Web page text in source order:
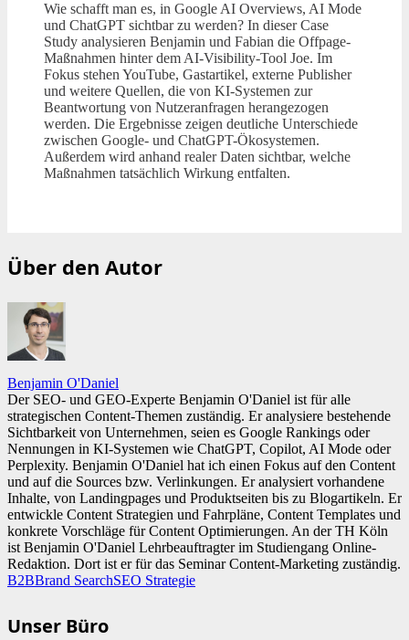
Wie schafft man es, in Google AI Overviews, AI Mode
und ChatGPT sichtbar zu werden? In dieser Case
Study analysieren Benjamin und Fabian die Offpage-
Maßnahmen hinter dem AI-Visibility-Tool Joe. Im
Fokus stehen YouTube, Gastartikel, externe Publisher
und weitere Quellen, die von KI-Systemen zur
Beantwortung von Nutzeranfragen herangezogen
werden. Die Ergebnisse zeigen deutliche Unterschiede
zwischen Google- und ChatGPT-Ökosystemen.
Außerdem wird anhand realer Daten sichtbar, welche
Maßnahmen tatsächlich Wirkung entfalten.
Über den Autor
Benjamin O'Daniel
Der SEO- und GEO-Experte Benjamin O'Daniel ist für alle
strategischen Content-Themen zuständig. Er analysiere bestehende
Sichtbarkeit von Unternehmen, seien es Google Rankings oder
Nennungen in KI-Systemen wie ChatGPT, Copilot, AI Mode oder
Perplexity. Benjamin O'Daniel hat ich einen Fokus auf den Content
und auf die Sources bzw. Verlinkungen. Er analysiert vorhandene
Inhalte, von Landingpages und Produktseiten bis zu Blogartikeln. Er
entwickle Content Strategien und Fahrpläne, Content Templates und
konkrete Vorschläge für Content Optimierungen. An der TH Köln
ist Benjamin O'Daniel Lehrbeauftragter im Studiengang Online-
Redaktion. Dort ist er für das Seminar Content-Marketing zuständig.
B2BBrand SearchSEO Strategie
Unser Büro